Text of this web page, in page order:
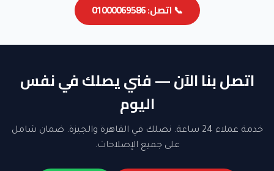
📞 اتصل: 01000069586
اتصل بنا الآن — فني يصلك في نفس
اليوم
خدمة عملاء 24 ساعة. نصلك في القاهرة والجيزة. ضمان شامل
على جميع الإصلاحات.